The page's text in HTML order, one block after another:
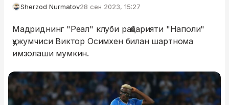
Sherzod Nurmatov28 сен 2023, 15:27
Мадриднинг "Реал" клуби раҳбарияти "Наполи"
ҳужумчиси Виктор Осимхен билан шартнома
имзолаши мумкин.